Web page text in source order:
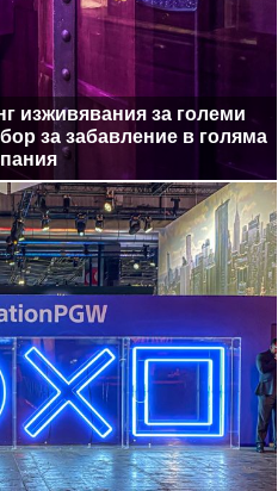
изживявания за големи
за забавление в голяма